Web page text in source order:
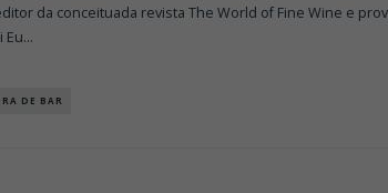
da conceituada revista The World of Fine Wine e
Eu...
DE BAR